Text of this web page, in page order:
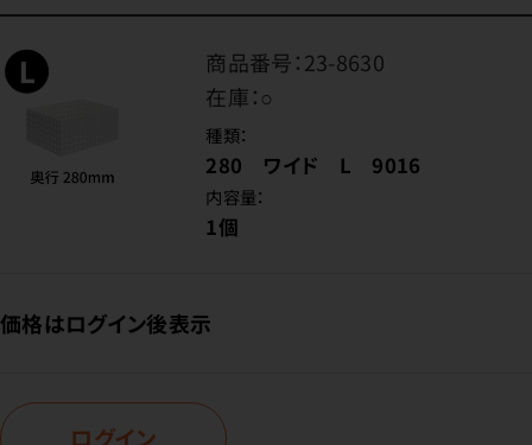
商品番号：23-8630
在庫：○
種類：
280 ワイド L 9016
内容量：
1個
価格はログイン後表示
ログイン